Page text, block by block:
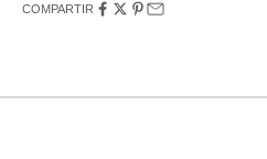
COMPARTIR